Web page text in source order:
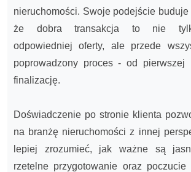
nieruchomości. Swoje podejście
że dobra transakcja to nie
odpowiedniej oferty, ale przede
poprowadzony proces - od pierwszej
finalizację.
Doświadczenie po stronie klienta
na branżę nieruchomości z innej
lepiej zrozumieć, jak ważne są
rzetelne przygotowanie oraz poczucie